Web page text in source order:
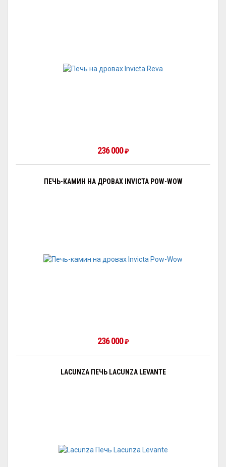
236 000₽
ПЕЧЬ-КАМИН НА ДРОВАХ INVICTA POW-WOW
236 000₽
LACUNZA ПЕЧЬ LACUNZA LEVANTE